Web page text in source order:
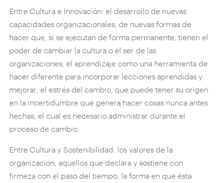
Entre Cultura e Innovación: el desarrollo de nuevas
capacidades organizacionales, de nuevas formas de
hacer que, si se ejecutan de forma permanente, tienen el
poder de cambiar la cultura o el ser de las
organizaciones; el aprendizaje como una herramienta de
hacer diferente para incorporar lecciones aprendidas y
mejorar; el estrés del cambio, que puede tener su origen
en la incertidumbre que genera hacer cosas nunca antes
hechas, el cual es necesario administrar durante el
proceso de cambio.
Entre Cultura y Sostenibilidad: los valores de la
organización, aquellos que declara y sostiene con
firmeza con el paso del tiempo; la forma en que ésta